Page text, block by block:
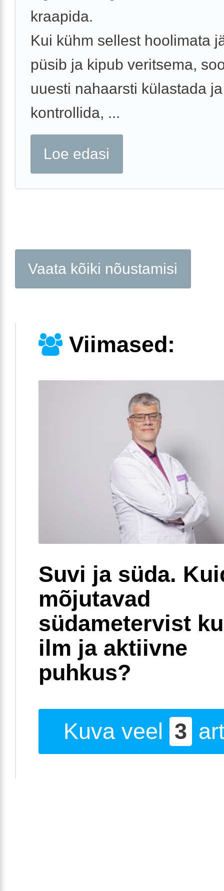
kraapida.
Kui kühm sellest hoolimata
püsib ja kipub veritsema,
uuesti nahaarsti külastada ja
kontrollida, ...
Loe edasi
Vaata kõiki nõustamisi
Viimased:
Suvi ja süda.
mõjutavad
südametervist
ilm ja aktiivne
puhkus?
Kuva veel 3